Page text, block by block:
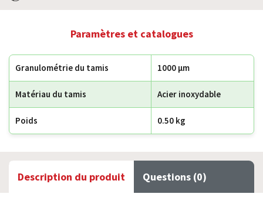
Paramètres et catalogues
Granulométrie du tamis 1000 µm
Matériau du tamis Acier inoxydable
Poids 0.50 kg
Description du produit Questions (0)